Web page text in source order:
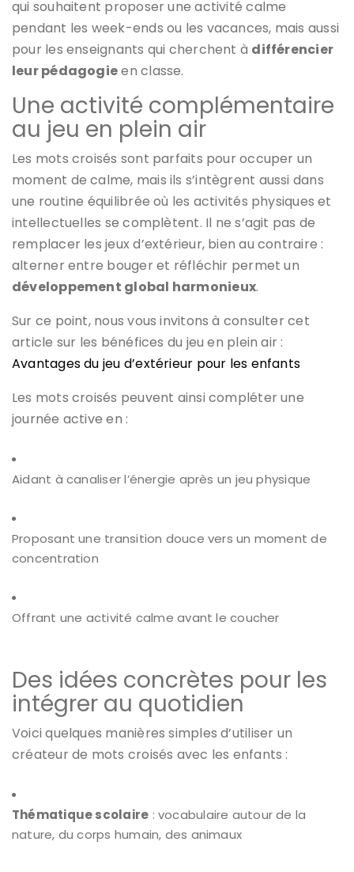
qui souhaitent proposer une activité calme
pendant les week-ends ou les vacances, mais aussi
pour les enseignants qui cherchent à différencier
leur pédagogieen classe.
Une activité complémentaire
au jeu en plein air
Les mots croisés sont parfaits pour occuper un
moment de calme, mais ils s’intègrent aussi dans
une routine équilibrée où les activités physiques et
intellectuelles se complètent. Il ne s’agit pas de
remplacer les jeux d’extérieur, bien au contraire :
alterner entre bouger et réfléchir permet un
développement global harmonieux.
Sur ce point, nous vous invitons à consulter cet
article sur les bénéfices du jeu en plein air :
Avantages du jeu d’extérieur pour les enfants
Les mots croisés peuvent ainsi compléter une
journée active en :
Aidant à canaliser l’énergie après un jeu physique
Proposant une transition douce vers un moment de
concentration
Offrant une activité calme avant le coucher
Des idées concrètes pour les
intégrer au quotidien
Voici quelques manières simples d’utiliser un
créateur de mots croisés avec les enfants :
Thématique scolaire : vocabulaire autour de la
nature, du corps humain, des animaux